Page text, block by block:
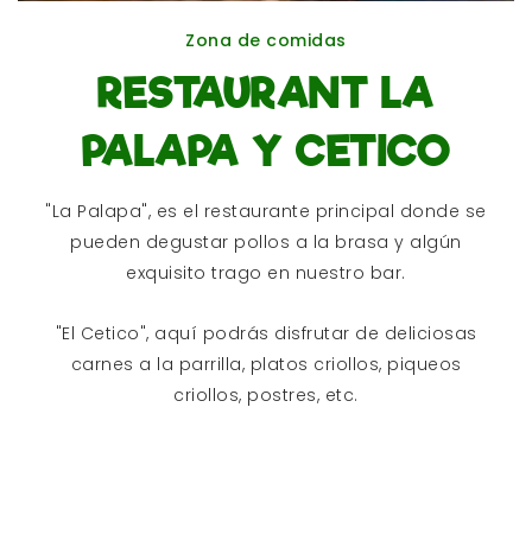
Zona de comidas
RESTAURANT LA
PALAPA Y CETICO
"La Palapa", es el restaurante principal donde se
pueden degustar pollos a la brasa y algún
exquisito trago en nuestro bar.
"El Cetico", aquí podrás disfrutar de deliciosas
carnes a la parrilla, platos criollos, piqueos
criollos, postres, etc.